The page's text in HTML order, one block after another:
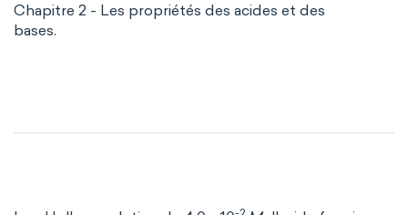
Chapitre 2 - Les propriétés des acides et des
bases.